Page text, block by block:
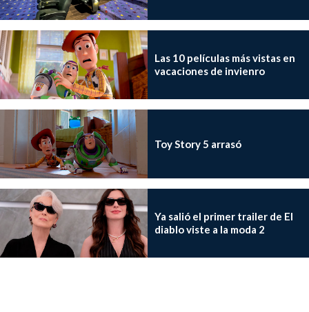
Las 10 películas más vistas en
vacaciones de invienro
Toy Story 5 arrasó
Ya salió el primer trailer de El
diablo viste a la moda 2